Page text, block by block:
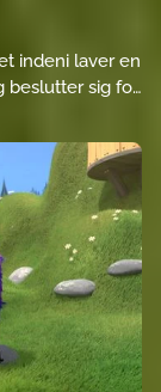
indeni laver en
beslutter sig for